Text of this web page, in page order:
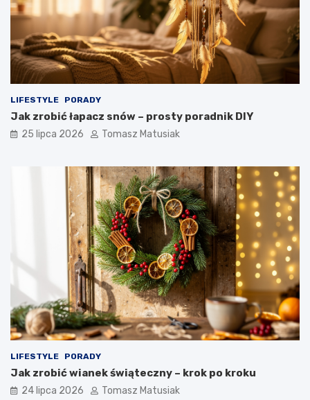
LIFESTYLE PORADY
Jak zrobić łapacz snów – prosty poradnik DIY
25 lipca 2026 Tomasz Matusiak
LIFESTYLE PORADY
Jak zrobić wianek świąteczny – krok po kroku
24 lipca 2026 Tomasz Matusiak